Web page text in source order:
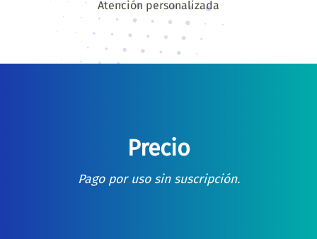
Atención personalizada
Precio
Pago por uso sin suscripción.